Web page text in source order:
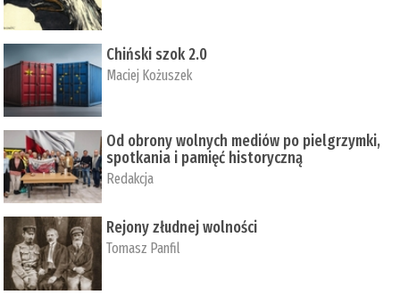
Chiński szok 2.0
Maciej Kożuszek
Od obrony wolnych mediów po pielgrzymki,
spotkania i pamięć historyczną
Redakcja
Rejony złudnej wolności
Tomasz Panfil